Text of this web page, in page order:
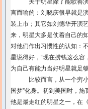
关于明星除了能歌善演之
言而喻的：刘晓庆很早就是
装上市；其它如刘德华开演
来，明星大多是仗着自己的
对他们作出习惯性的认知：
星说得好，“现在捞钱这么
为自己有能力当好明星就足
比较而言，从一个穷小子
国梦”化身。初到美国时，
他是最走红的明星之一，在